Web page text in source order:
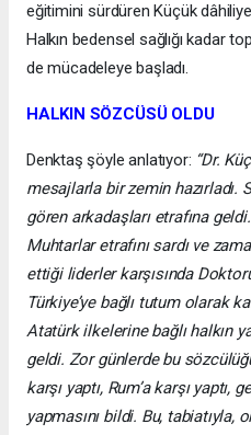
eğitimini sürdüren Küçük dâhiliye
Halkın bedensel sağlığı kadar
de mücadeleye başladı.
HALKIN SÖZCÜSÜ OLDU
Denktaş şöyle anlatıyor: “Dr.
mesajlarla bir zemin
gören arkadaşları etrafına
Muhtarlar etrafını sardı ve
ettiği liderler karşısında
Türkiye’ye bağlı tutum olarak
Atatürk ilkelerine bağlı halkın
geldi. Zor günlerde bu
karşı yaptı, Rum’a karşı yaptı,
yapmasını bildi. Bu, tabiatıyla,